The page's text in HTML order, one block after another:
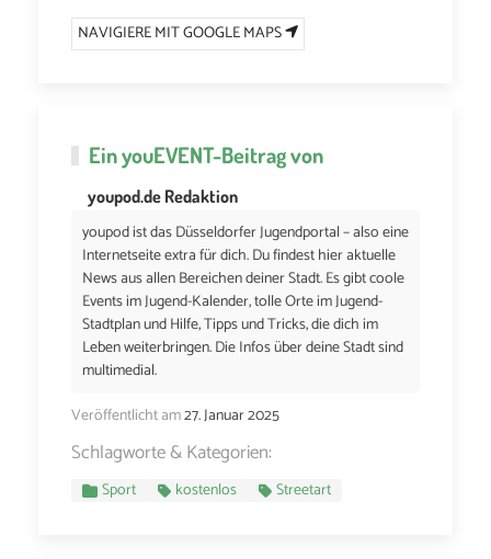
NAVIGIERE MIT GOOGLE MAPS
EinyouEVENT-Beitrag von
youpod.de Redaktion
youpod ist das Düsseldorfer Jugendportal – also eine
Internetseite extra für dich. Du findest hier aktuelle
News aus allen Bereichen deiner Stadt. Es gibt coole
Events im Jugend-Kalender, tolle Orte im Jugend-
Stadtplan und Hilfe, Tipps und Tricks, die dich im
Leben weiterbringen. Die Infos über deine Stadt sind
multimedial.
Veröffentlicht am27. Januar 2025
Schlagworte & Kategorien:
Sport kostenlos Streetart